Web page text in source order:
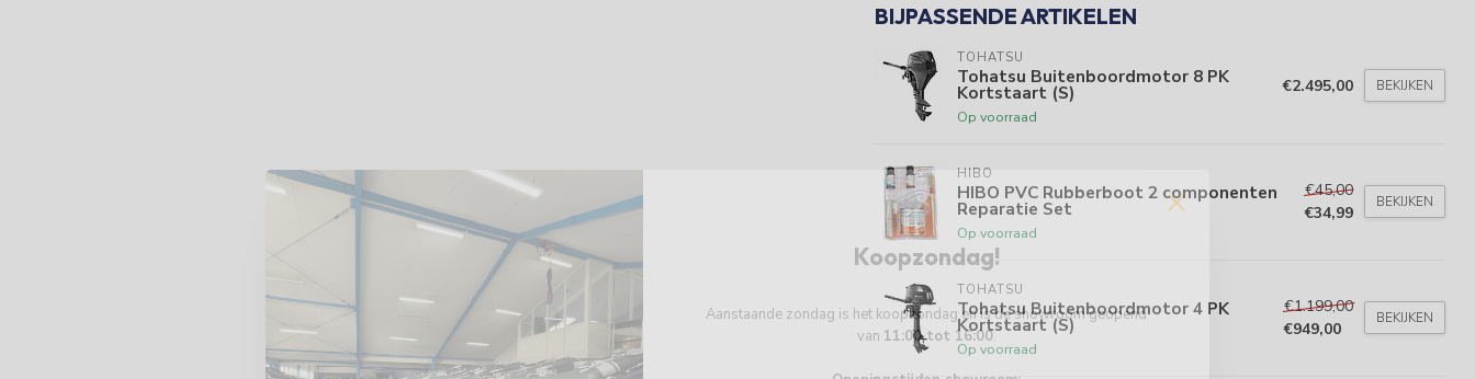
BIJPASSENDE ARTIKELEN
TOHATSU
Tohatsu Buitenboordmotor 8 PK
Kortstaart (S)
Op voorraad
€2.495,00 BEKIJKEN
HIBO
HIBO PVC Rubberboot 2 componenten
Reparatie Set
Op voorraad
€45,00
€34,99
BEKIJKEN
TOHATSU
Tohatsu Buitenboordmotor 4 PK
Kortstaart (S)
Op voorraad
€1.199,00
€949,00
BEKIJKEN
Koopzondag!
Aanstaande zondag is het koopzondag en is de showroom geopend
van 11:00 tot 16:00.